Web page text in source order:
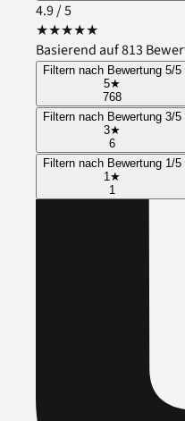
4.9/ 5
★★★★★
Basierend auf 813
Filtern nach Bewertung 5/5
5★
768
Filtern nach Bewertung 3/5
3★
6
Filtern nach Bewertung 1/5
1★
1